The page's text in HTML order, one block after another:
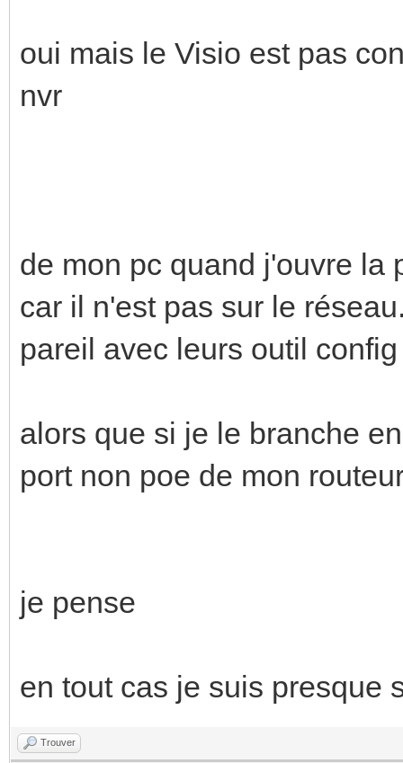
oui mais le Visio est pas
nvr
de mon pc quand j'ouvre la
car il n'est pas sur le
pareil avec leurs outil
alors que si je le branche
port non poe de mon
je pense
en tout cas je suis presque
Trouver